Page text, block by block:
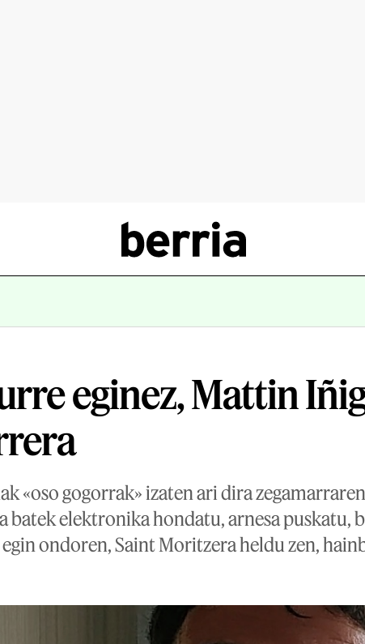
eginez, Mattin
«oso gogorrak» izaten ari dira
batek elektronika hondatu, arnesa puskatu,
ondoren, Saint Moritzera heldu zen,